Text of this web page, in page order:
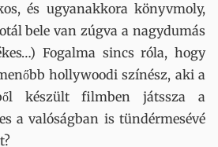
és ugyanakkora könyvmoly,
bele van zúgva a nagydumás
Fogalma sincs róla, hogy
hollywoodi színész, aki a
készült filmben játssza a
a valóságban is tündérmesévé